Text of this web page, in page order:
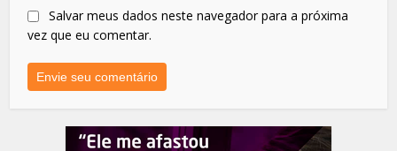
Salvar meus dados neste navegador para a próxima
vez que eu comentar.